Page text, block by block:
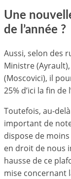
Une
de l’année ?
Aussi, selon des
Ministre
(Moscovici), il
25% d’ici la fin de
Toutefois, au-
important de
dispose de
en droit de nous
hausse de ce
mise concernant